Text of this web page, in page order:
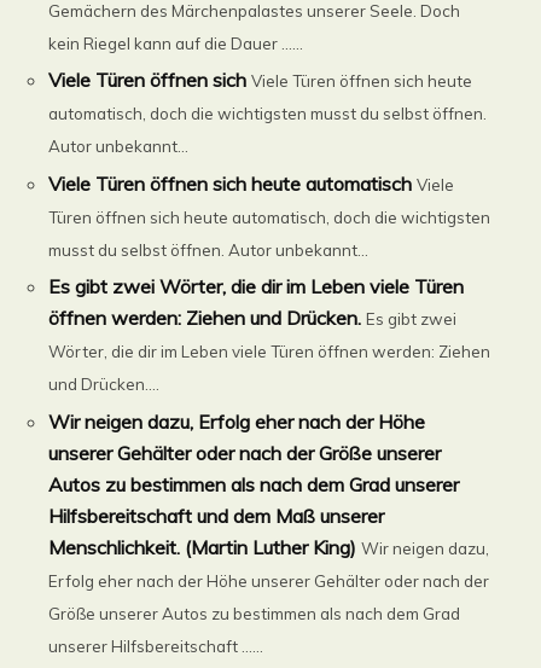
Gemächern des Märchenpalastes unserer Seele. Doch
kein Riegel kann auf die Dauer ......
Viele Türen öffnen sich Viele Türen öffnen sich heute
automatisch, doch die wichtigsten musst du selbst öffnen.
Autor unbekannt...
Viele Türen öffnen sich heute automatisch Viele
Türen öffnen sich heute automatisch, doch die wichtigsten
musst du selbst öffnen. Autor unbekannt...
Es gibt zwei Wörter, die dir im Leben viele Türen
öffnen werden: Ziehen und Drücken. Es gibt zwei
Wörter, die dir im Leben viele Türen öffnen werden: Ziehen
und Drücken....
Wir neigen dazu, Erfolg eher nach der Höhe
unserer Gehälter oder nach der Größe unserer
Autos zu bestimmen als nach dem Grad unserer
Hilfsbereitschaft und dem Maß unserer
Menschlichkeit. (Martin Luther King) Wir neigen dazu,
Erfolg eher nach der Höhe unserer Gehälter oder nach der
Größe unserer Autos zu bestimmen als nach dem Grad
unserer Hilfsbereitschaft ......